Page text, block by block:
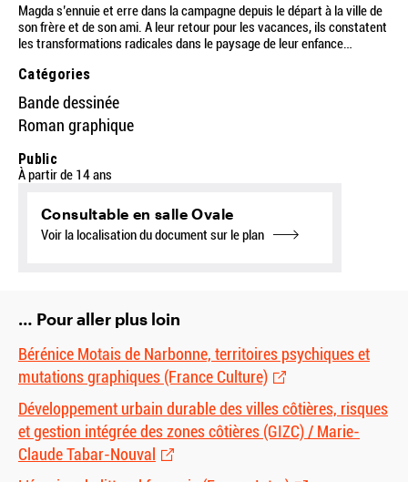
Magda s’ennuie et erre dans la campagne depuis le départ à la ville de
son frère et de son ami. A leur retour pour les vacances, ils constatent
les transformations radicales dans le paysage de leur enfance…
Catégories
Bande dessinée
Roman graphique
Public
À partir de 14 ans
Consultable en salle Ovale
Voir la localisation du document sur le plan
… Pour aller plus loin
Bérénice Motais de Narbonne, territoires psychiques et
mutations graphiques (France Culture)
Développement urbain durable des villes côtières, risques
et gestion intégrée des zones côtières (GIZC) / Marie-
Claude Tabar-Nouval